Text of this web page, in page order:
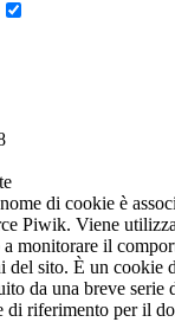
di cookie è
Piwik. Viene
monitorare il
del sito. È un cookie
da una breve serie
di riferimento per il